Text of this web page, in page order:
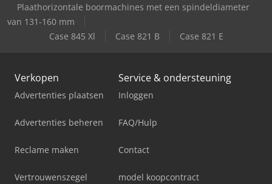
Plaathorizontale boormachines met een spindeldiameter
van 131-160 mm
Case 845 Xl
Case 821 B Case 821 E
Verkopen
Advertenties plaatsen
Advertenties beheren
Reclame maken
Vertrouwenszegel
Service & ondersteuning
Inloggen
FAQ/Hulp
Contact
model koopcontract